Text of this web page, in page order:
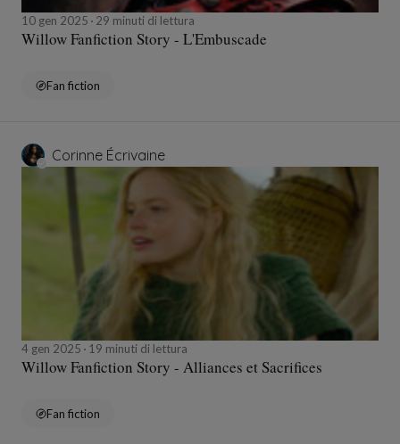
10 gen 2025 29 minuti di lettura
Willow Fanfiction Story - L'Embuscade
Fan fiction
Corinne Écrivaine
4 gen 2025 19 minuti di lettura
Willow Fanfiction Story - Alliances et Sacrifices
Fan fiction